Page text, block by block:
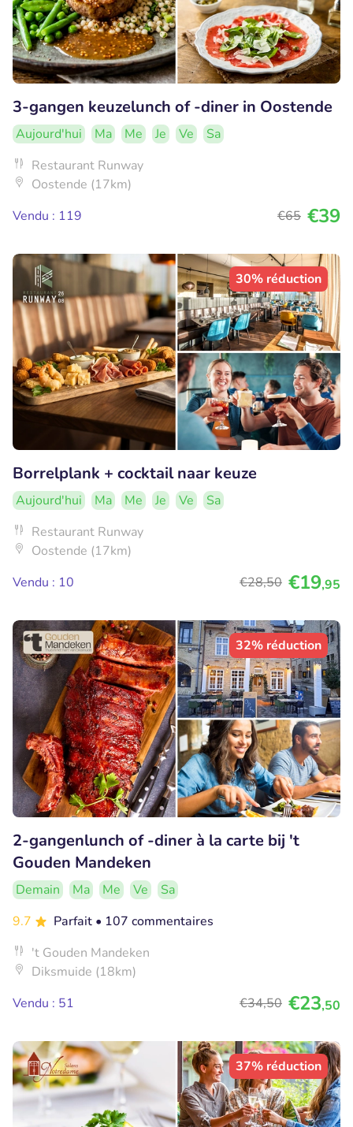
3-gangen keuzelunch of -diner in Oostende
Aujourd'hui Ma Me Je Ve
Sa
Restaurant Runway
Oostende (17km)
Vendu : 119
€65 €39
30% réduction
Borrelplank + cocktail naar keuze
Aujourd'hui Ma Me Je Ve
Sa
Restaurant Runway
Oostende (17km)
Vendu : 10
€28,50 €19,95
32% réduction
2-gangenlunch of -diner à la carte bij 't
Gouden Mandeken
Demain Ma Me Ve
Sa
9.7
Parfait • 107 commentaires
't Gouden Mandeken
Diksmuide (18km)
Vendu : 51
€34,50 €23,50
37% réduction